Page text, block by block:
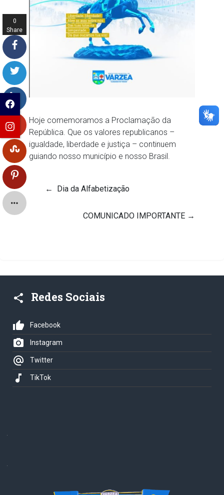
Hoje comemoramos a Proclamação da
República. Que os valores republicanos –
igualdade, liberdade e justiça – continuem
guiando nosso município e nosso Brasil.
← Dia da Alfabetização
COMUNICADO IMPORTANTE →
share Redes Sociais
thumb_up Facebook
photo_camera Instagram
alternate_email Twitter
music_note TikTok
0
Share
s